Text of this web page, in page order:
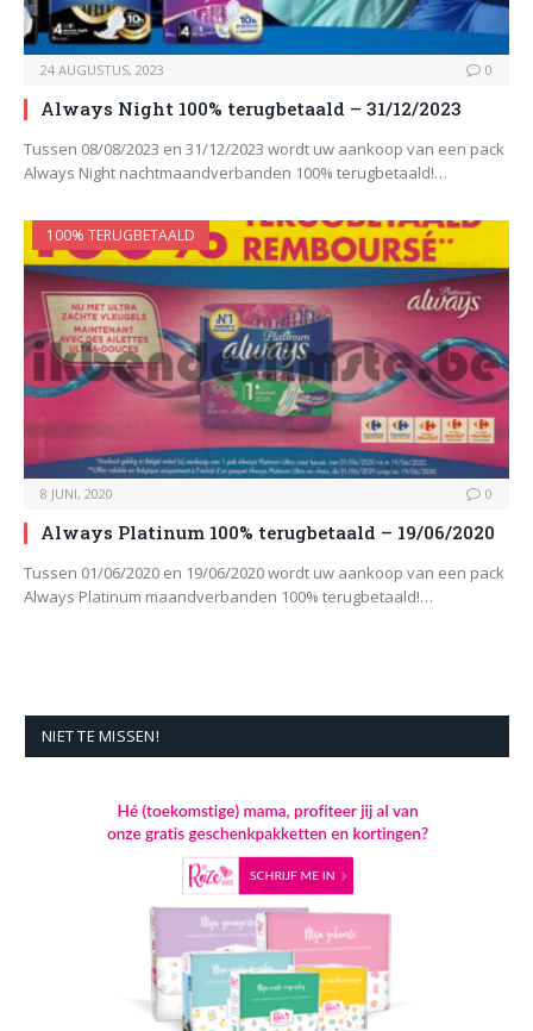
24 AUGUSTUS, 2023 0
Always Night 100% terugbetaald – 31/12/2023
Tussen 08/08/2023 en 31/12/2023 wordt uw aankoop van een pack
Always Night nachtmaandverbanden 100% terugbetaald!…
100% TERUGBETAALD
8 JUNI, 2020 0
Always Platinum 100% terugbetaald – 19/06/2020
Tussen 01/06/2020 en 19/06/2020 wordt uw aankoop van een pack
Always Platinum maandverbanden 100% terugbetaald!…
NIET TE MISSEN!